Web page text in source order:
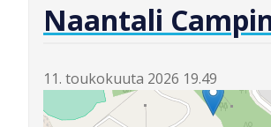
Naantali
11. toukokuuta 2026 19.49